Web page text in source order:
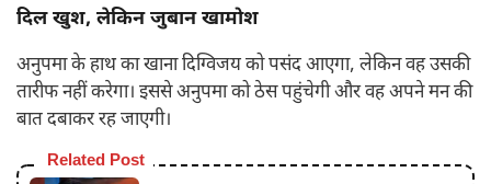
दिल खुश, लेकिन जुबान खामोश
अनुपमा के हाथ का खाना दिग्विजय को पसंद आएगा, लेकिन वह उसकी
तारीफ नहीं करेगा। इससे अनुपमा को ठेस पहुंचेगी और वह अपने मन की
बात दबाकर रह जाएगी।
Related Post